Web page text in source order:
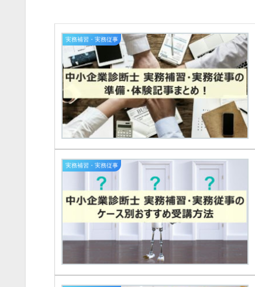
実務補習・実務従事
実務補習・実務従事